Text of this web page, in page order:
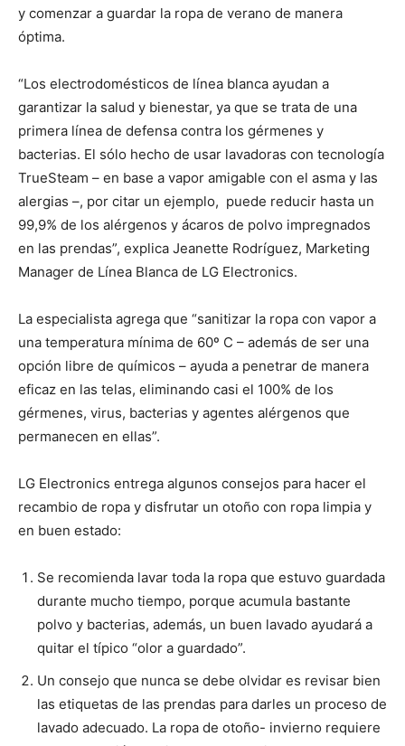
y comenzar a guardar la ropa de verano de manera
óptima.
“Los electrodomésticos de línea blanca ayudan a
garantizar la salud y bienestar, ya que se trata de una
primera línea de defensa contra los gérmenes y
bacterias. El sólo hecho de usar lavadoras con tecnología
TrueSteam – en base a vapor amigable con el asma y las
alergias –, por citar un ejemplo, puede reducir hasta un
99,9% de los alérgenos y ácaros de polvo impregnados
en las prendas”, explica Jeanette Rodríguez, Marketing
Manager de Línea Blanca de LG Electronics.
La especialista agrega que “sanitizar la ropa con vapor a
una temperatura mínima de 60º C – además de ser una
opción libre de químicos – ayuda a penetrar de manera
eficaz en las telas, eliminando casi el 100% de los
gérmenes, virus, bacterias y agentes alérgenos que
permanecen en ellas”.
LG Electronics entrega algunos consejos para hacer el
recambio de ropa y disfrutar un otoño con ropa limpia y
en buen estado:
Se recomienda lavar toda la ropa que estuvo guardada
durante mucho tiempo, porque acumula bastante
polvo y bacterias, además, un buen lavado ayudará a
quitar el típico “olor a guardado”.
Un consejo que nunca se debe olvidar es revisar bien
las etiquetas de las prendas para darles un proceso de
lavado adecuado. La ropa de otoño- invierno requiere